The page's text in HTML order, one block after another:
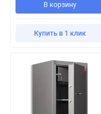
В корзину
Купить в 1 клик